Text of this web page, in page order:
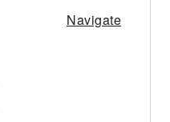
Navigate